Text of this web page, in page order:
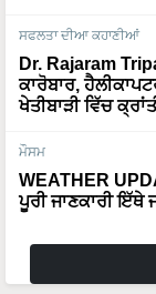
ਸਫਲਤਾ ਦੀਆ ਕਹਾਣੀਆਂ
Dr. Rajaram
ਕਾਰੋਬਾਰ,
ਖੇਤੀਬਾੜੀ ਵਿੱਚ
ਮੌਸਮ
WEATHER
ਪੂਰੀ ਜਾਣਕਾਰੀ ਇੱਥੇ